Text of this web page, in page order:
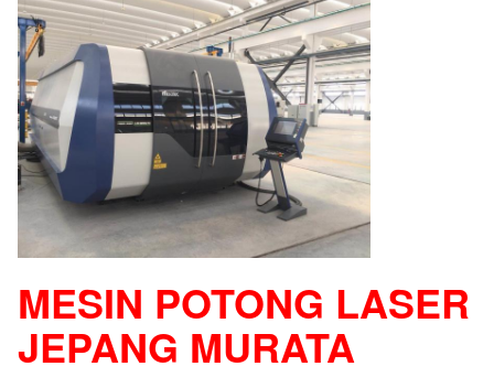
MESIN POTONG LASER
JEPANG MURATA